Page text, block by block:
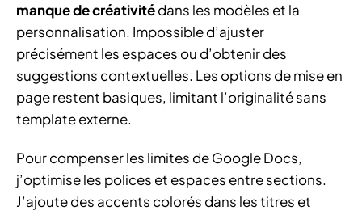
manque de créativitédans les modèles et la
personnalisation. Impossible d’ajuster
précisément les espaces ou d’obtenir des
suggestions contextuelles. Les options de mise en
page restent basiques, limitant l’originalité sans
template externe.
Pour compenser les limites de Google Docs,
j’optimise les polices et espaces entre sections.
J’ajoute des accents colorés dans les titres et